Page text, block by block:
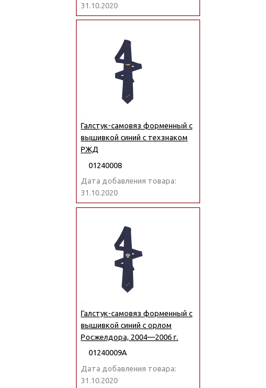
31.10.2020
Галстук-самовяз форменный с
вышивкой синий с техзнаком
РЖД
01240008
Дата добавления товара:
31.10.2020
Галстук-самовяз форменный с
вышивкой синий с орлом
Росжелдора, 2004—2006 г.
01240009А
Дата добавления товара:
31.10.2020